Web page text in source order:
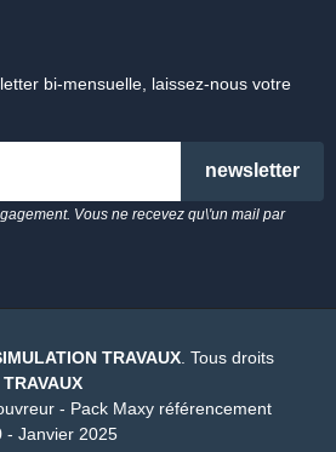
bi-mensuelle, laissez-nous votre
Vous ne recevez qu\'un mail par
TRAVAUX . Tous droits
- Pack Maxy référencement
- Janvier 2025